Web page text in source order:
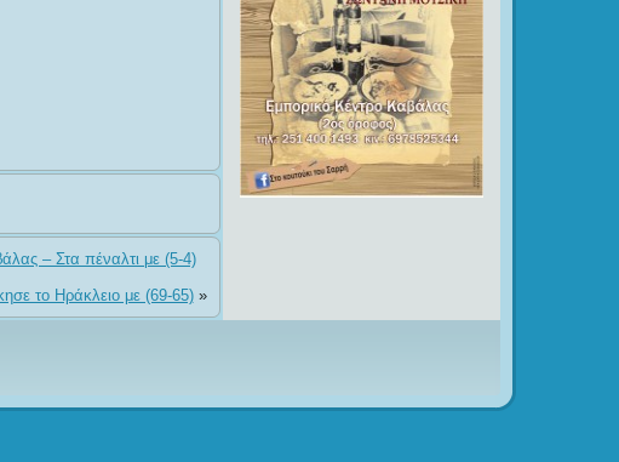
– Στα πέναλτι με (5-4)
το Ηράκλειο με (69-65)»